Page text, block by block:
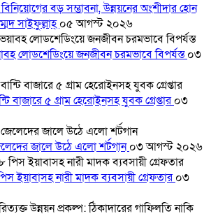
বড় সম্ভাবনা, উন্নয়নের অংশীদার হোন
সাইফুল্লাহ্০৫ আগস্ট ২০২৬
লোডশেডিংয়ে জনজীবন চরমভাবে বিপর্যস্ত০৩
বাজারে ৫ গ্রাম হেরোইনসহ যুবক গ্রেপ্তার০৩
জালে উঠে এলো শর্টগান০৩ আগস্ট ২০২৬
ইয়াবাসহ নারী মাদক ব্যবসায়ী গ্রেফতার০৩